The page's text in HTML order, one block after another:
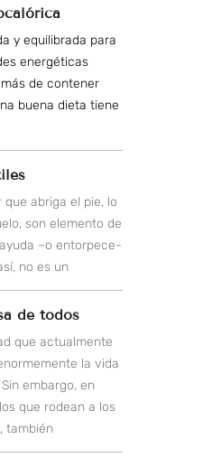
y equilibrada para
energéticas
de contener
buena dieta tiene
abriga el pie, lo
son elemento de
–o entorpece-
no es un
de todos
que actualmente
la vida
embargo, en
que rodean a los
también